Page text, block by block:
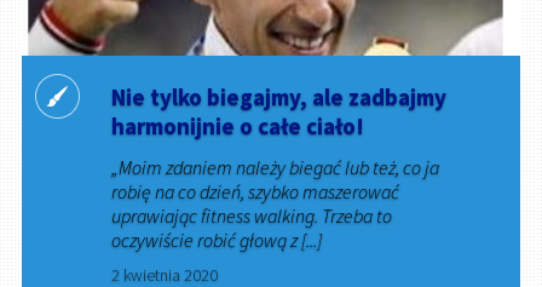
Nie tylko biegajmy, ale zadbajmy
harmonijnie o całe ciało!
„Moim zdaniem należy biegać lub też, co ja
robię na co dzień, szybko maszerować
uprawiając fitness walking. Trzeba to
oczywiście robić głową z [...]
2 kwietnia 2020